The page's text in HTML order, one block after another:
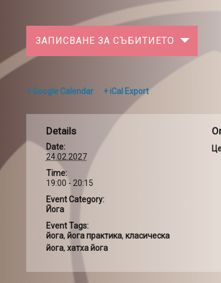
ЗАПИСВАНЕ ЗА СЪБИТИЕТО
+ Google Calendar + iCal Export
Details
Date:
24.02.2027
Time:
19:00 - 20:15
Event Category:
Йога
Event Tags:
йога, йога практика, класическа
йога, хатха йога